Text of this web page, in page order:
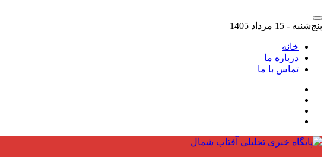
پنج‌شنبه - 15 مرداد 1405
خانه
درباره ما
تماس با ما